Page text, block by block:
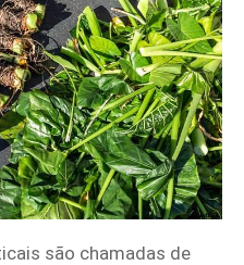
são chamadas de